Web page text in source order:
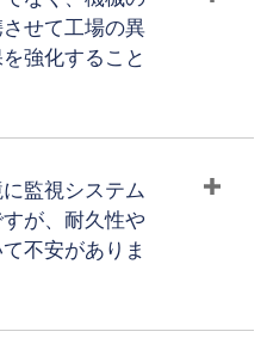
せて工場の異
強化すること
監視システム
が、耐久性や
不安がありま